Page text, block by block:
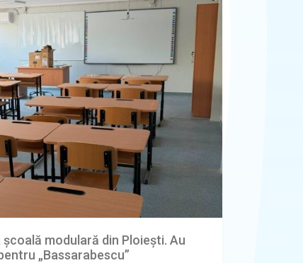
modulară din Ploiești. Au
„Bassarabescu”